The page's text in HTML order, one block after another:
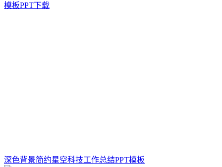
深色背景简约星空科技工作总结PPT模板